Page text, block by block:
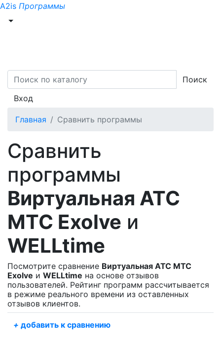
A2is Программы
Поиск
Вход
Главная Сравнить программы
Сравнить
программы
Виртуальная АТС
МТС Exolve и
WELLtime
Посмотрите сравнение Виртуальная АТС МТС
Exolve и WELLtime на основе отзывов
пользователей. Рейтинг программ рассчитывается
в режиме реального времени из оставленных
отзывов клиентов.
+ добавить к сравнению